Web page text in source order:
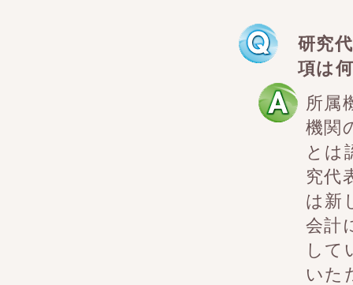
研究
項は
所属
機関
とは
究代
は新
会計
して
いた